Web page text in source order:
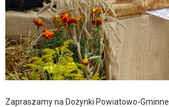
Zapraszamy na Dożynki Powiatowo-Gminne